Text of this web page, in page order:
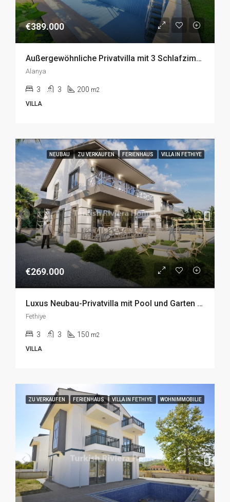
€389.000
Außergewöhnliche Privatvilla mit 3 Schlafzimmern in Kargicak, Alanya zu Verkaufen
Alanya
3 3 200 m2
VILLA
NEUBAU ZU VERKAUFEN FERIENHAUS VILLA IN FETHIYE
€269.000
Luxus Neubau-Privatvilla mit Pool und Garten im idyllischen Seydikemer, Fethiye zu Verkaufen
Fethiye
3 3 150 m2
VILLA
ZU VERKAUFEN FERIENHAUS VILLA IN FETHIYE WOHNIMMOBILIE